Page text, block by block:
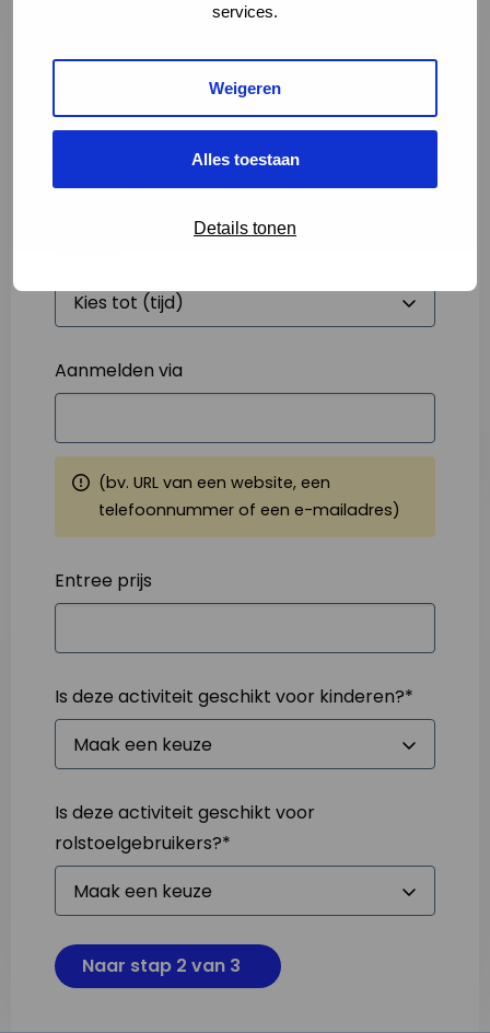
services.
Weigeren
Alles toestaan
Details tonen
Starttijd*
Aanmelden via
(bv. URL van een website, een
telefoonnummer of een e-mailadres)
Entree prijs
Is deze activiteit geschikt voor kinderen?*
Is deze activiteit geschikt voor
rolstoelgebruikers?*